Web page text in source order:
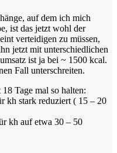
auf dem ich mich
ist das jetzt wohl der
verteidigen zu müssen,
jetzt mit unterschiedlichen
ist ja bei ~ 1500 kcal.
Fall unterschreiten.
Tage mal so halten:
kh stark reduziert ( 15 – 20
kh auf etwa 30 – 50